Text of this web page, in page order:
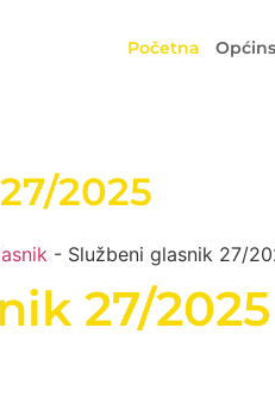
Početna
2025
- Službeni glasnik 27/
27/2025